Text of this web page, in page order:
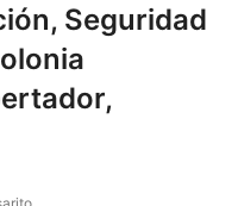
Seguridad